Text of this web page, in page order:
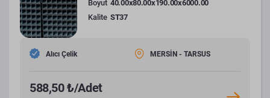
Boyut 40.00x80.00x190.00x6000.00
Kalite ST37
Alıcı Çelik MERSİN - TARSUS
588,50 ₺/Adet